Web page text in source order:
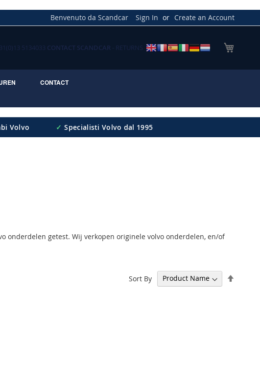
Benvenuto da Scandcar Sign In Create an Account
5134033 CONTACT SCANDCAR - RETURNS
CONTACT
Volvo ✓ Specialisti Volvo dal 1995
onderdelen getest. Wij verkopen originele volvo onderdelen, en/of
Sort By